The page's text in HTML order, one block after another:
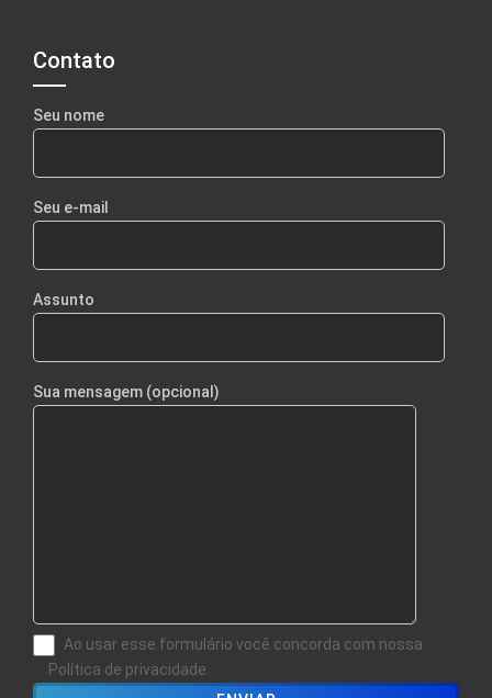
Contato
Seu nome
Seu e-mail
Assunto
Sua mensagem (opcional)
Ao usar esse formulário você concorda com nossa
Política de privacidade.